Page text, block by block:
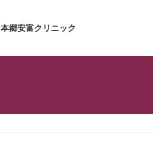
本郷安富クリニック